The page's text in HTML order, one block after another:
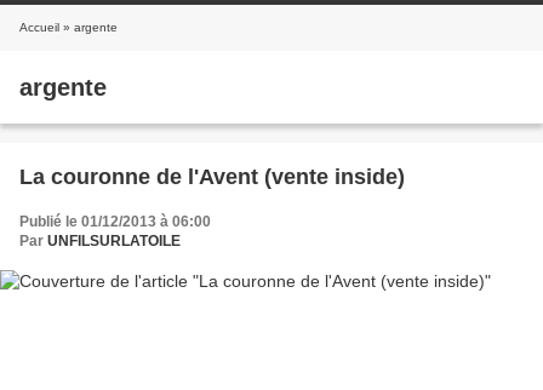
Accueil » argente
argente
La couronne de l'Avent (vente inside)
Publié le 01/12/2013 à 06:00
Par UNFILSURLATOILE